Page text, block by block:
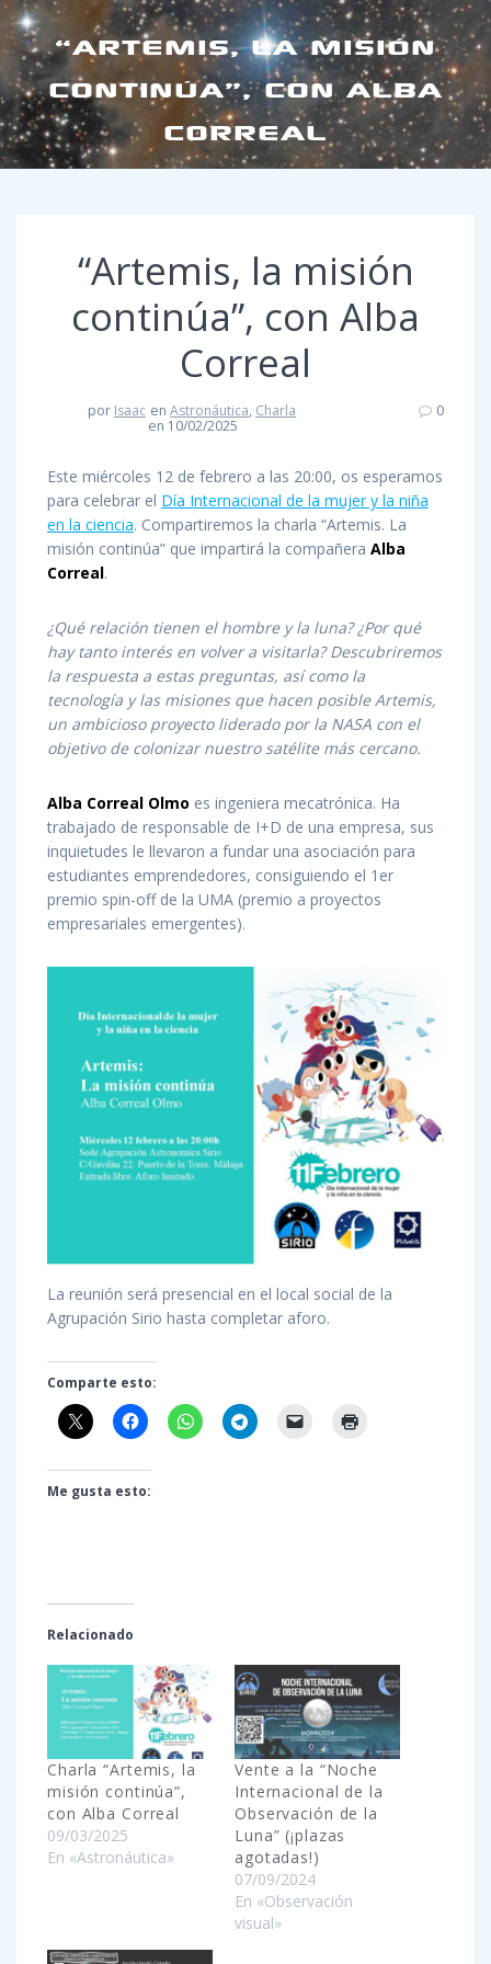
“ARTEMIS, LA MISIÓN
CONTINÚA”, CON ALBA
CORREAL
“Artemis, la misión
continúa”, con Alba
Correal
por Isaac enAstronáutica, Charla
en 10/02/2025
0
Este miércoles 12 de febrero a las 20:00, os esperamos
para celebrar el Día Internacional de la mujer y la niña
en la ciencia. Compartiremos la charla “Artemis. La
misión continúa” que impartirá la compañera Alba
Correal.
¿Qué relación tienen el hombre y la luna? ¿Por qué
hay tanto interés en volver a visitarla? Descubriremos
la respuesta a estas preguntas, así como la
tecnología y las misiones que hacen posible Artemis,
un ambicioso proyecto liderado por la NASA con el
objetivo de colonizar nuestro satélite más cercano.
Alba Correal Olmo es ingeniera mecatrónica. Ha
trabajado de responsable de I+D de una empresa, sus
inquietudes le llevaron a fundar una asociación para
estudiantes emprendedores, consiguiendo el 1er
premio spin-off de la UMA (premio a proyectos
empresariales emergentes).
La reunión será presencial en el local social de la
Agrupación Sirio hasta completar aforo.
Comparte esto:
Me gusta esto:
Relacionado
Charla “Artemis, la
misión continúa”,
con Alba Correal
09/03/2025
En «Astronáutica»
Vente a la “Noche
Internacional de la
Observación de la
Luna” (¡plazas
agotadas!)
07/09/2024
En «Observación
visual»